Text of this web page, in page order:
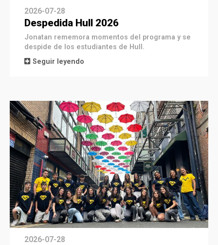
2026-07-28
Despedida Hull 2026
Jonatan rememora momentos del programa y se
despide de los estudiantes de Hull.
Seguir leyendo
2026-07-28